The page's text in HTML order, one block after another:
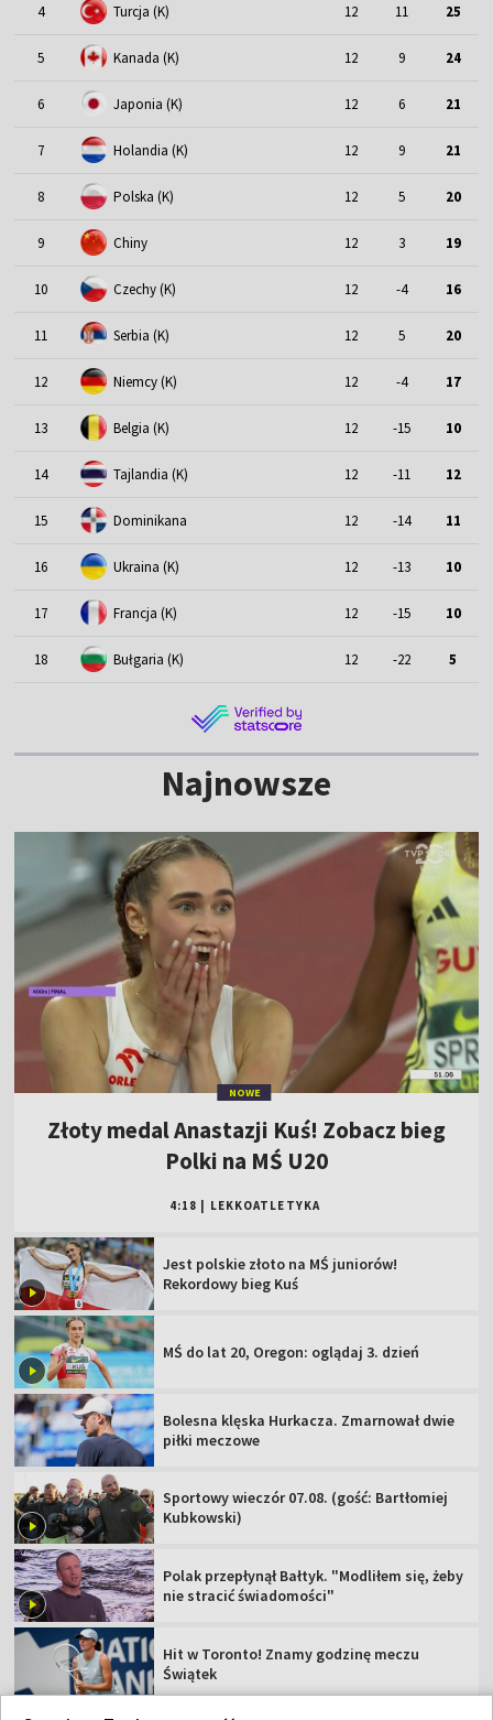
4 Turcja (K) 12 11 25
5 Kanada (K) 12 9 24
6 Japonia (K) 12 6 21
7 Holandia (K) 12 9 21
8 Polska (K) 12 5 20
9 Chiny 12 3 19
10 Czechy (K) 12 -4 16
11 Serbia (K) 12 5 20
12 Niemcy (K) 12 -4 17
13 Belgia (K) 12 -15 10
14 Tajlandia (K) 12 -11 12
15 Dominikana 12 -14 11
16 Ukraina (K) 12 -13 10
17 Francja (K) 12 -15 10
18 Bułgaria (K) 12 -22 5
Najnowsze
NOWE
Złoty medal Anastazji Kuś! Zobacz bieg
Polki na MŚ U20
4:18 LEKKOATLETYKA
Jest polskie złoto na MŚ juniorów!
Rekordowy bieg Kuś
MŚ do lat 20, Oregon: oglądaj 3. dzień
Bolesna klęska Hurkacza. Zmarnował dwie
piłki meczowe
Sportowy wieczór 07.08. (gość: Bartłomiej
Kubkowski)
Polak przepłynął Bałtyk. "Modliłem się, żeby
nie stracić świadomości"
Hit w Toronto! Znamy godzinę meczu
Świątek